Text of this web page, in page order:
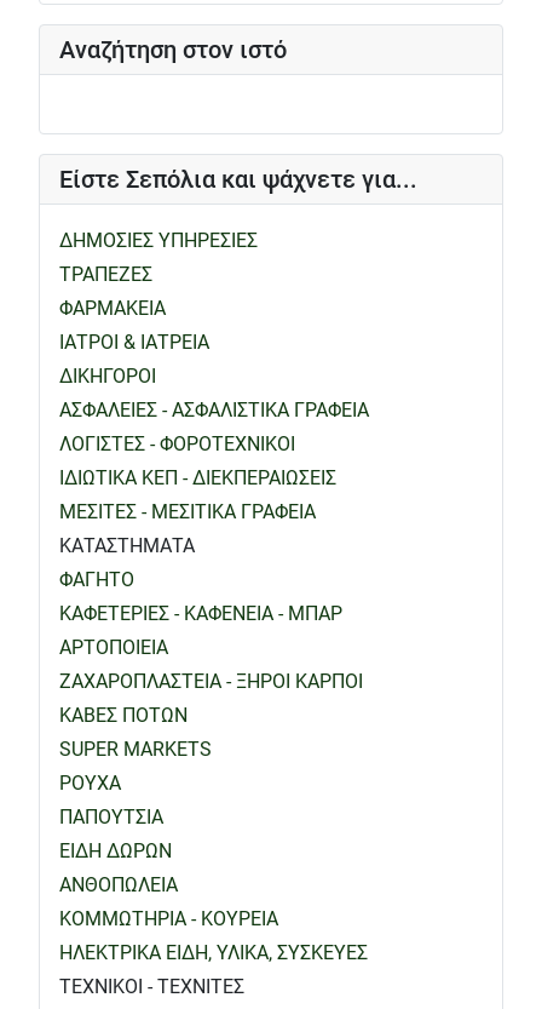
Αναζήτηση στον ιστό
Είστε Σεπόλια και ψάχνετε για...
ΔΗΜΟΣΙΕΣ ΥΠΗΡΕΣΙΕΣ
ΤΡΑΠΕΖΕΣ
ΦΑΡΜΑΚΕΙΑ
ΙΑΤΡΟΙ & ΙΑΤΡΕΙΑ
ΔΙΚΗΓΟΡΟΙ
ΑΣΦΑΛΕΙΕΣ - ΑΣΦΑΛΙΣΤΙΚΑ ΓΡΑΦΕΙΑ
ΛΟΓΙΣΤΕΣ - ΦΟΡΟΤΕΧΝΙΚΟΙ
ΙΔΙΩΤΙΚΑ ΚΕΠ - ΔΙΕΚΠΕΡΑΙΩΣΕΙΣ
ΜΕΣΙΤΕΣ - ΜΕΣΙΤΙΚΑ ΓΡΑΦΕΙΑ
ΚΑΤΑΣΤΗΜΑΤΑ
ΦΑΓΗΤΟ
ΚΑΦΕΤΕΡΙΕΣ - ΚΑΦΕΝΕΙΑ - ΜΠΑΡ
ΑΡΤΟΠΟΙΕΙΑ
ΖΑΧΑΡΟΠΛΑΣΤΕΙΑ - ΞΗΡΟΙ ΚΑΡΠΟΙ
ΚΑΒΕΣ ΠΟΤΩΝ
SUPER MARKETS
ΡΟΥΧΑ
ΠΑΠΟΥΤΣΙΑ
ΕΙΔΗ ΔΩΡΩΝ
ΑΝΘΟΠΩΛΕΙΑ
ΚΟΜΜΩΤΗΡΙΑ - ΚΟΥΡΕΙΑ
ΗΛΕΚΤΡΙΚΑ ΕΙΔΗ, ΥΛΙΚΑ, ΣΥΣΚΕΥΕΣ
ΤΕΧΝΙΚΟΙ - ΤΕΧΝΙΤΕΣ